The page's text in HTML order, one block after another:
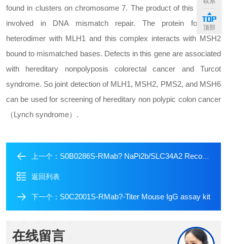
found in clusters on chromosome 7. The product of this gene is
involved in DNA mismatch repair. The protein forms a
heterodimer with MLH1 and this complex interacts with MSH2
bound to mismatched bases. Defects in this gene are associated
with hereditary nonpolyposis colorectal cancer and Turcot
syndrome. So joint detection of MLH1, MSH2, PMS2, and MSH6
can be used for screening of hereditary non polypic colon cancer
（Lynch syndrome）.
上一个： S0B0286S-RMab? NaPi2b/SLC34A2 Recombinant Rabbit mAb (S-R229)
返回列表
下一个： S0C2001S-RMab?-Titer Mouse IgG assay kit
在线留言
顶部